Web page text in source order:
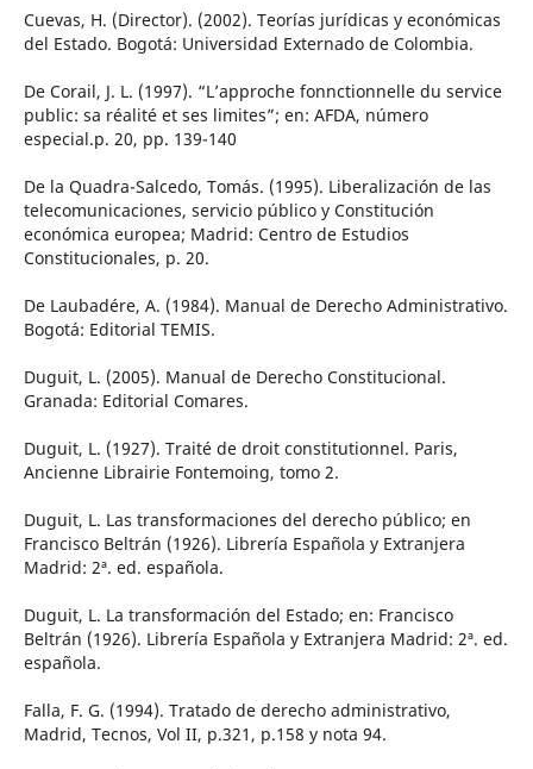
Cuevas, H. (Director). (2002). Teorías jurídicas y económicas
del Estado. Bogotá: Universidad Externado de Colombia.
De Corail, J. L. (1997). “L’approche fonnctionnelle du service
public: sa réalité et ses limites”; en: AFDA, número
especial.p. 20, pp. 139-140
De la Quadra-Salcedo, Tomás. (1995). Liberalización de las
telecomunicaciones, servicio público y Constitución
económica europea; Madrid: Centro de Estudios
Constitucionales, p. 20.
De Laubadére, A. (1984). Manual de Derecho Administrativo.
Bogotá: Editorial TEMIS.
Duguit, L. (2005). Manual de Derecho Constitucional.
Granada: Editorial Comares.
Duguit, L. (1927). Traité de droit constitutionnel. Paris,
Ancienne Librairie Fontemoing, tomo 2.
Duguit, L. Las transformaciones del derecho público; en
Francisco Beltrán (1926). Librería Española y Extranjera
Madrid: 2ª. ed. española.
Duguit, L. La transformación del Estado; en: Francisco
Beltrán (1926). Librería Española y Extranjera Madrid: 2ª. ed.
española.
Falla, F. G. (1994). Tratado de derecho administrativo,
Madrid, Tecnos, Vol II, p.321, p.158 y nota 94.